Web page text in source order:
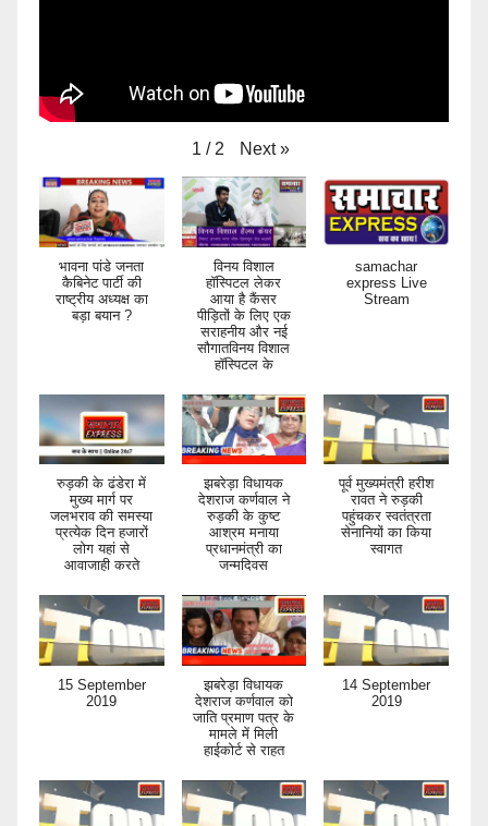
1 / 2 Next »
भावना पांडे जनता
कैबिनेट पार्टी की
राष्ट्रीय अध्यक्ष का
बड़ा बयान ?
विनय विशाल
हॉस्पिटल लेकर
आया है कैंसर
पीड़ितों के लिए एक
सराहनीय और नई
सौगातविनय विशाल
हॉस्पिटल के
samachar
express Live
Stream
रुड़की के ढंडेरा में
मुख्य मार्ग पर
जलभराव की समस्या
प्रत्येक दिन हजारों
लोग यहां से
आवाजाही करते
झबरेड़ा विधायक
देशराज कर्णवाल ने
रुड़की के कुष्ट
आश्रम मनाया
प्रधानमंत्री का
जन्मदिवस
पूर्व मुख्यमंत्री हरीश
रावत ने रुड़की
पहुंचकर स्वतंत्रता
सेनानियों का किया
स्वागत
15 September
2019
झबरेड़ा विधायक
देशराज कर्णवाल को
जाति प्रमाण पत्र के
मामले में मिली
हाईकोर्ट से राहत
14 September
2019